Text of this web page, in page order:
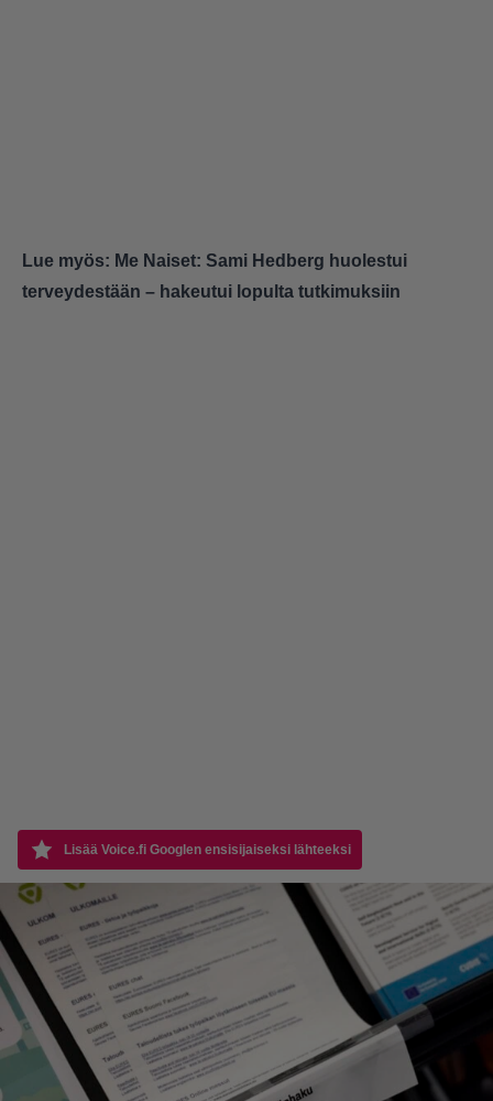
Lue myös: Me Naiset: Sami Hedberg huolestui
terveydestään – hakeutui lopulta tutkimuksiin
Lisää Voice.fi Googlen ensisijaiseksi lähteeksi